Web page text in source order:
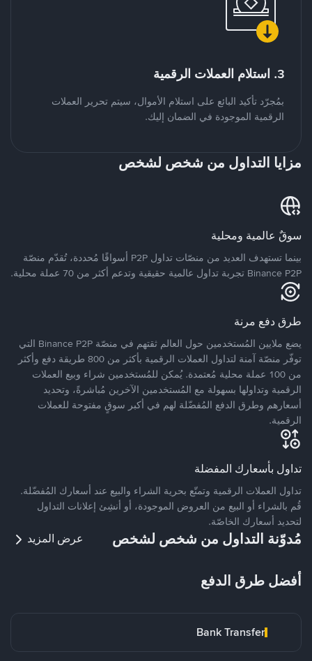
3. استلام العملات الرقمية
بمُجرّد تأكيد البائع على استلام الأموال، سيتم تحرير العملات
الرقمية الموجودة في الضمان إليك.
مزايا التداول من شخص لشخص
سوقٌ عالمية ومحلية
بينما تستهدف العديد من منصّات تداول P2P أسواقًا مُحددة، تُقدّم منصّة
Binance P2P تجربة تداول عالمية حقيقية وتدعم أكثر من 70 عملة محلية.
طرق دفع مرنة
يضع ملايين المُستخدمين حول العالم ثقتهم في منصّة Binance P2P التي
توفّر منصّة آمنة لتداول العملات الرقمية بأكثر من 800 طريقة دفع وأكثر
من 100 عملة محلية مُعتمدة. يُمكن للمُستخدمين شراء وبيع العملات
الرقمية وتداولها بسهولة مع المُستخدمين الآخرين مُباشرةً، وتحديد
أسعارهم وطرق الدفع المُفضّلة لهم في أكبر سوقٍ مفتوحة للعملات
الرقمية.
تداول بأسعارك المفضلة
تداول العملات الرقمية وتمتّع بحرية الشراء والبيع عند أسعارك المُفضّلة.
قُم بالشراء أو البيع من العروض الموجودة، أو أنشِئ إعلانات التداول
لتحديد أسعارك الخاصّة.
مُدوّنة التداول من شخص لشخص عرض المزيد
أفضل طرق الدفع
Bank Transfer